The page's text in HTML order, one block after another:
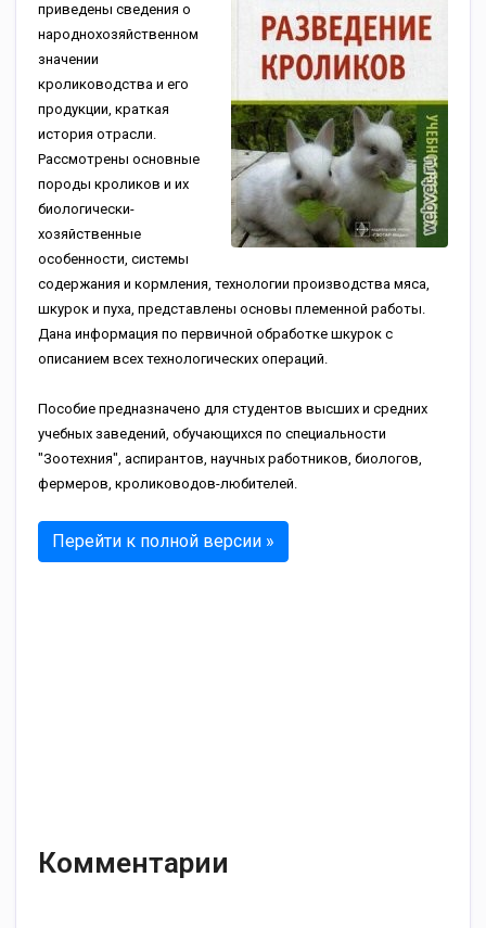
приведены сведения о
народнохозяйственном
значении
кролиководства и его
продукции, краткая
история отрасли.
Рассмотрены основные
породы кроликов и их
биологически-
хозяйственные
особенности, системы
содержания и кормления, технологии производства мяса,
шкурок и пуха, представлены основы племенной работы.
Дана информация по первичной обработке шкурок с
описанием всех технологических операций.
Пособие предназначено для студентов высших и средних
учебных заведений, обучающихся по специальности
"Зоотехния", аспирантов, научных работников, биологов,
фермеров, кролиководов-любителей.
Перейти к полной версии »
Комментарии